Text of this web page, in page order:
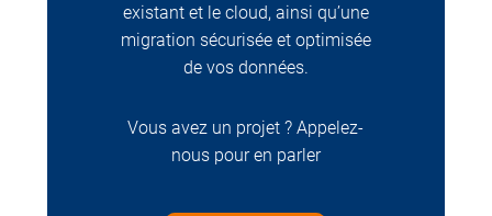
existant et le cloud, ainsi qu’une
migration sécurisée et optimisée
de vos données.
Vous avez un projet ? Appelez-
nous pour en parler